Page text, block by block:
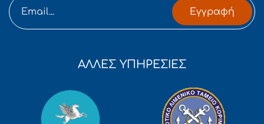
Εγγραφή
ΑΛΛΕΣ ΥΠΗΡΕΣΙΕΣ